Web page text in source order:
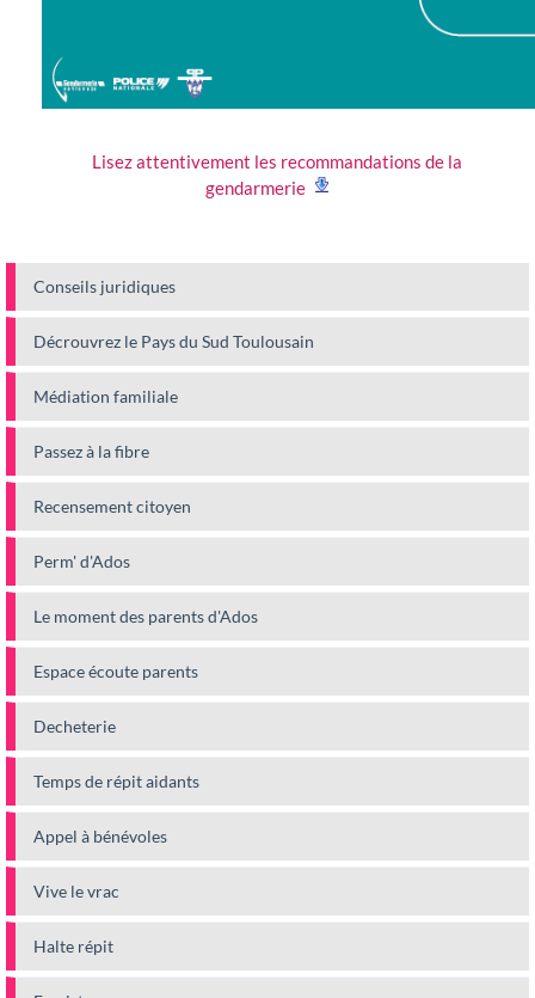
Lisez attentivement les recommandations de la
gendarmerie
Conseils juridiques
Décrouvrez le Pays du Sud Toulousain
Médiation familiale
Passez à la fibre
Recensement citoyen
Perm' d'Ados
Le moment des parents d'Ados
Espace écoute parents
Decheterie
Temps de répit aidants
Appel à bénévoles
Vive le vrac
Halte répit